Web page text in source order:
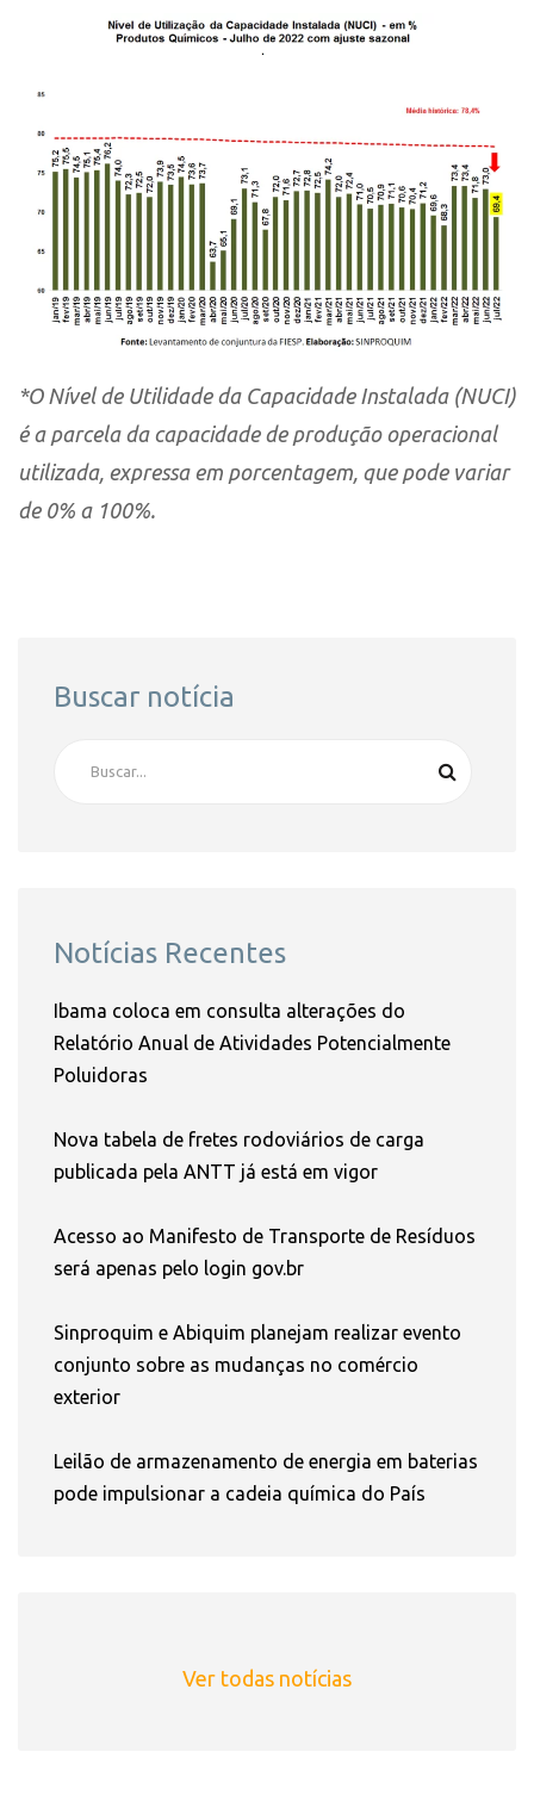
*O Nível de Utilidade da Capacidade Instalada (NUCI)
é a parcela da capacidade de produção operacional
utilizada, expressa em porcentagem, que pode variar
de 0% a 100%.
Buscar notícia
Notícias Recentes
Ibama coloca em consulta alterações do
Relatório Anual de Atividades Potencialmente
Poluidoras
Nova tabela de fretes rodoviários de carga
publicada pela ANTT já está em vigor
Acesso ao Manifesto de Transporte de Resíduos
será apenas pelo login gov.br
Sinproquim e Abiquim planejam realizar evento
conjunto sobre as mudanças no comércio
exterior
Leilão de armazenamento de energia em baterias
pode impulsionar a cadeia química do País
Ver todas notícias